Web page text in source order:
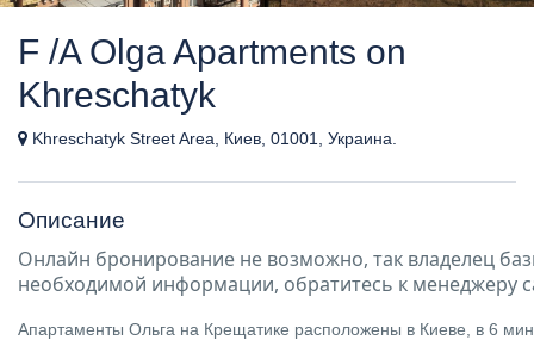
F /A Olga Apartments on
Khreschatyk
Khreschatyk Street Area, Киев, 01001, Украина.
Описание
Онлайн бронирование не возможно, так владелец
необходимой информации, обратитесь к менеджеру
Апартаменты Ольга на Крещатике расположены в Киеве, в 6